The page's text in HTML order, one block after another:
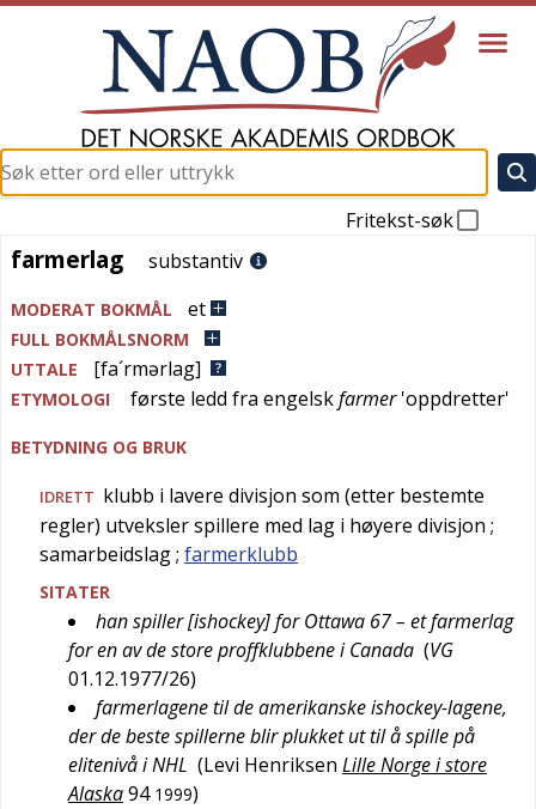
Fritekst-søk
farmerlag
farmerlag substantiv
MODERAT BOKMÅL et
FULL BOKMÅLSNORM
UTTALE
[fa´rmərlag]
ETYMOLOGI første ledd fra engelskfarmer'oppdretter'
BETYDNING OG BRUK
IDRETT klubb i lavere divisjon som (etter bestemte
regler) utveksler spillere med lag i høyere divisjon ;
samarbeidslag; farmerklubb
SITATER
han spiller [ishockey] for Ottawa 67 – et farmerlag
for en av de store proffklubbene i Canada (VG
01.12.1977/26)
farmerlagene til de amerikanske ishockey-lagene,
der de beste spillerne blir plukket ut til å spille på
elitenivå i NHL (Levi Henriksen Lille Norge i store
Alaska94 1999)